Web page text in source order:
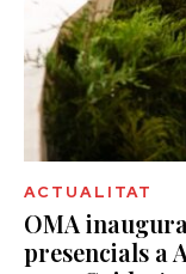
ACTUALITAT
OMA
presencials a